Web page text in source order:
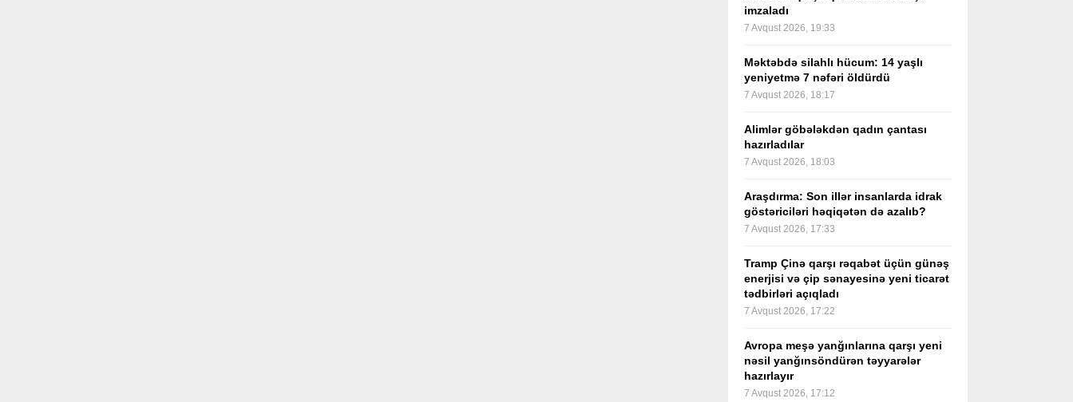
imzaladı
7 Avqust 2026, 19:33
Məktəbdə silahlı hücum: 14 yaşlı
yeniyetmə 7 nəfəri öldürdü
7 Avqust 2026, 18:17
Alimlər göbələkdən qadın çantası
hazırladılar
7 Avqust 2026, 18:03
Araşdırma: Son illər insanlarda idrak
göstəriciləri həqiqətən də azalıb?
7 Avqust 2026, 17:33
Tramp Çinə qarşı rəqabət üçün günəş
enerjisi və çip sənayesinə yeni ticarət
tədbirləri açıqladı
7 Avqust 2026, 17:22
Avropa meşə yanğınlarına qarşı yeni
nəsil yanğınsöndürən təyyarələr
hazırlayır
7 Avqust 2026, 17:12